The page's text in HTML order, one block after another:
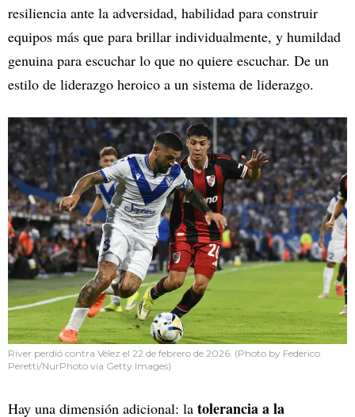
resiliencia ante la adversidad, habilidad para construir
equipos más que para brillar individualmente, y humildad
genuina para escuchar lo que no quiere escuchar. De un
estilo de liderazgo heroico a un sistema de liderazgo.
River perdió contra Vélez el 22 de febrero de 2026. (Photo by Federico
Peretti/NurPhoto via Getty Images)
Hay una dimensión adicional: la tolerancia a la